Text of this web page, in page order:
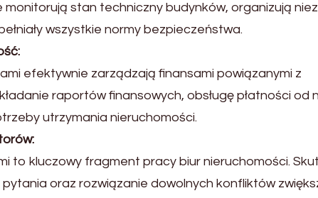
monitorują stan techniczny budynków, organizują
wszystkie normy bezpieczeństwa.
efektywnie zarządzają finansami powiązanymi z
raportów finansowych, obsługę płatności od
utrzymania nieruchomości.
to kluczowy fragment pracy biur nieruchomości.
pytania oraz rozwiązanie dowolnych konfliktów